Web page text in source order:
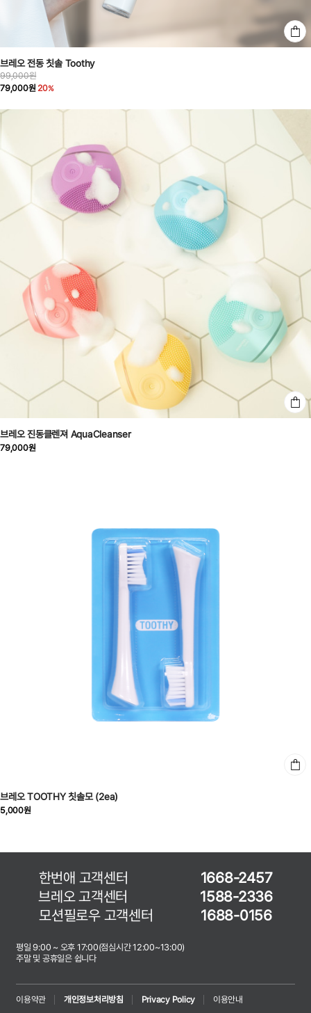
브레오 전동 칫솔 Toothy
99,000원
79,000원 20
브레오 진동클렌져 AquaCleanser
79,000원
브레오 TOOTHY 칫솔모 (2ea)
5,000원
한번애 고객센터
1668-2457
브레오 고객센터
1588-2336
모션필로우 고객센터
1688-0156
평일 9:00 ~ 오후 17:00(점심시간 12:00~13:00)
주말 및 공휴일은 쉽니다
이용약관 개인정보처리방침 Privacy Policy 이용안내